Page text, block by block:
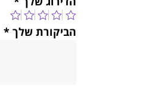
הביקורת שלך *